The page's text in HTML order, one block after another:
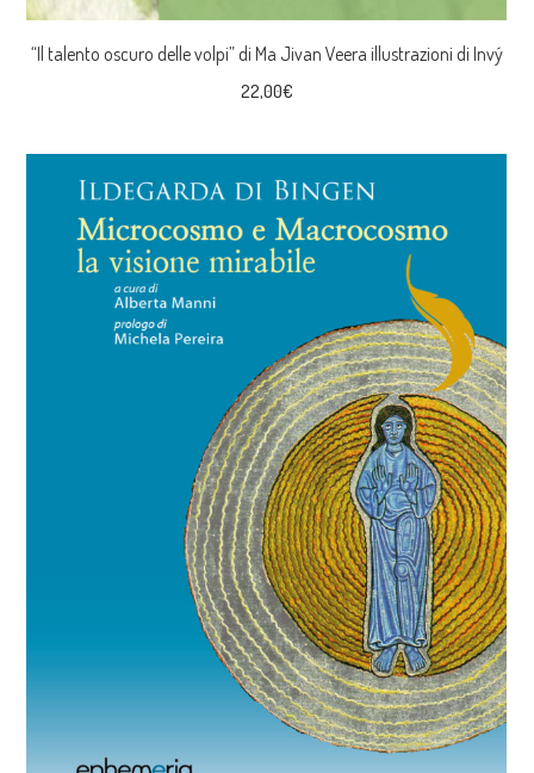
“Il talento oscuro delle volpi” di Ma Jivan Veera illustrazioni di Invý
22,00€